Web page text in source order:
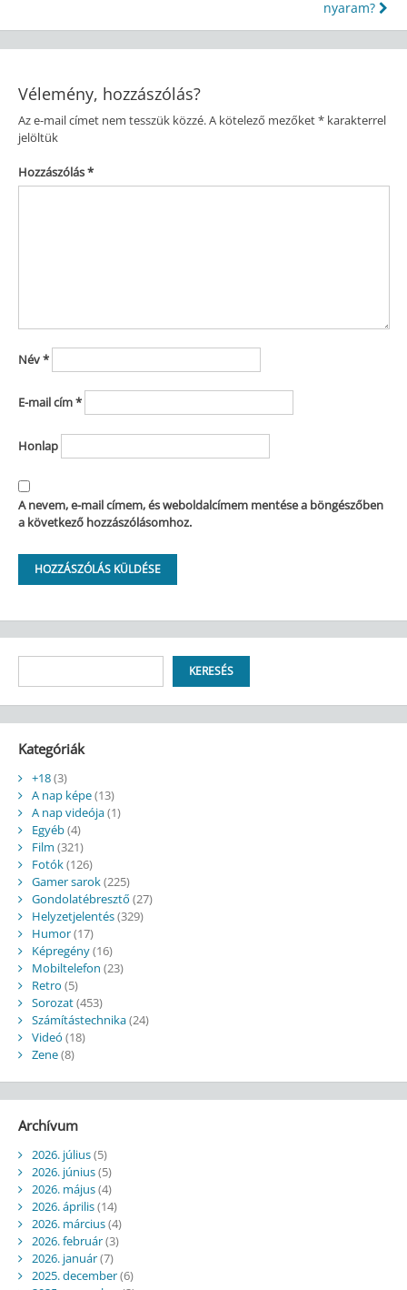
navigáció
nyaram?
Vélemény, hozzászólás?
Az e-mail címet nem tesszük közzé.A kötelező mezőket*karakterrel
jelöltük
Hozzászólás*
Név*
E-mail cím*
Honlap
A nevem, e-mail címem, és weboldalcímem mentése a böngészőben
a következő hozzászólásomhoz.
KERESÉS
Kategóriák
+18(3)
A nap képe(13)
A nap videója(1)
Egyéb(4)
Film (321)
Fotók(126)
Gamer sarok(225)
Gondolatébresztő (27)
Helyzetjelentés(329)
Humor(17)
Képregény(16)
Mobiltelefon (23)
Retro (5)
Sorozat(453)
Számítástechnika(24)
Videó (18)
Zene(8)
Archívum
2026. július(5)
2026. június(5)
2026. május(4)
2026. április(14)
2026. március(4)
2026. február(3)
2026. január(7)
2025. december(6)